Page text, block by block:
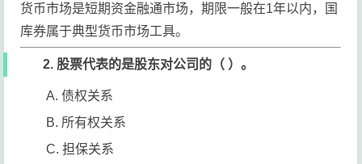
货币市场是短期资金融通市场，期限一般在1年以内，国
库券属于典型货币市场工具。
2. 股票代表的是股东对公司的（ ）。
A. 债权关系
B. 所有权关系
C. 担保关系